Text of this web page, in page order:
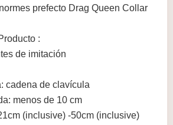
prefecto Drag Queen Collar
:
de imitación
cadena de clavícula
menos de 10 cm
(inclusive) -50cm (inclusive)